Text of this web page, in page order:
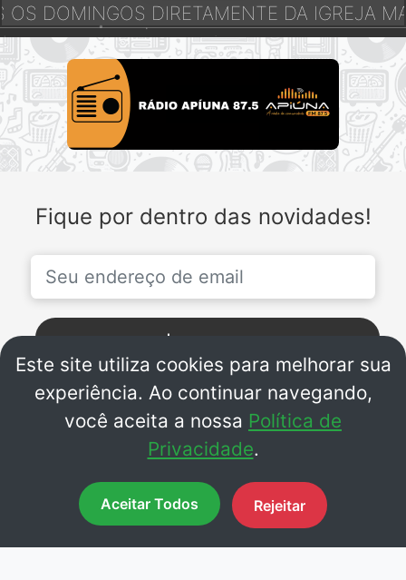
Este site utiliza cookies para melhorar sua
experiência. Ao continuar navegando,
você aceita a nossa Política de
Privacidade.
Aceitar Todos Rejeitar
DOMINGOS DIRETAMENTE DA IGREJA
Fique por dentro das novidades!
Inscrever-se
Facebook Instagram
© 2026 Direitos Reservados.
BY SOUNDSTREAM.COM.BR - V2.6.7